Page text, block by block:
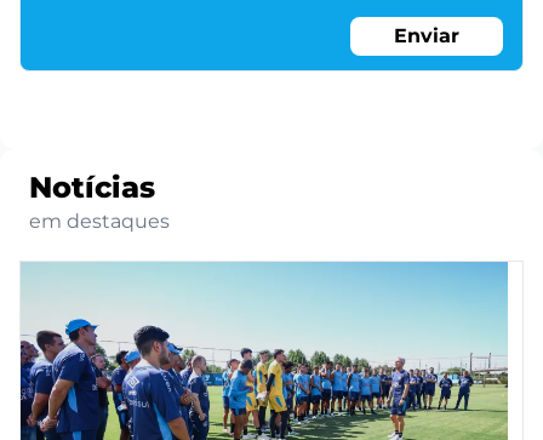
Enviar
Notícias
em destaques